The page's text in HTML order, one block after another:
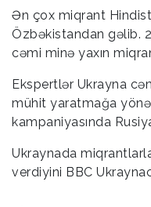
Ən çox miqrant
Özbəkistandan gəlib.
cəmi minə yaxın
Ekspertlər Ukrayna
mühit yaratmağa
kampaniyasında
Ukraynada
verdiyini BBC